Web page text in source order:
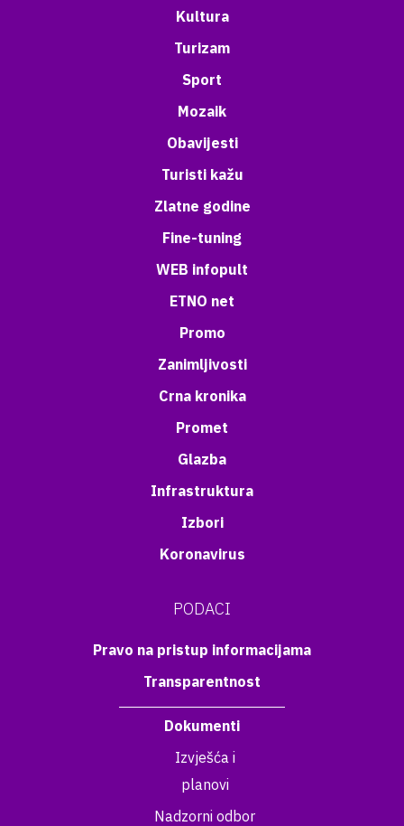
Kultura
Turizam
Sport
Mozaik
Obavijesti
Turisti kažu
Zlatne godine
Fine-tuning
WEB infopult
ETNO net
Promo
Zanimljivosti
Crna kronika
Promet
Glazba
Infrastruktura
Izbori
Koronavirus
PODACI
Pravo na pristup informacijama
Transparentnost
Dokumenti
Izvješća i
planovi
Nadzorni odbor